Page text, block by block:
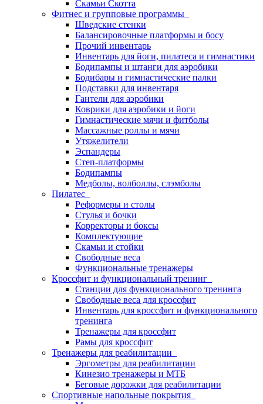
Скамьи Скотта
Фитнес и групповые программы
Шведские стенки
Балансировочные платформы и босу
Прочий инвентарь
Инвентарь для йоги, пилатеса и гимнастики
Бодипампы и штанги для аэробики
Бодибары и гимнастические палки
Подставки для инвентаря
Гантели для аэробики
Коврики для аэробики и йоги
Гимнастические мячи и фитболы
Массажные роллы и мячи
Утяжелители
Эспандеры
Степ-платформы
Бодипампы
Медболы, волболлы, слэмболы
Пилатес
Реформеры и столы
Стулья и бочки
Корректоры и боксы
Комплектующие
Скамьи и стойки
Свободные веса
Функциональные тренажеры
Кроссфит и функциональный тренинг
Станции для функционального тренинга
Свободные веса для кроссфит
Инвентарь для кроссфит и функционального
тренинга
Тренажеры для кроссфит
Рамы для кроссфит
Тренажеры для реабилитации
Эргометры для реабилитации
Кинезио тренажеры и МТБ
Беговые дорожки для реабилитации
Спортивные напольные покрытия